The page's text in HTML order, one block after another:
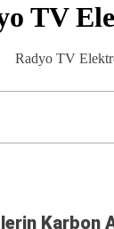
TV
Radyo TV
Karbon